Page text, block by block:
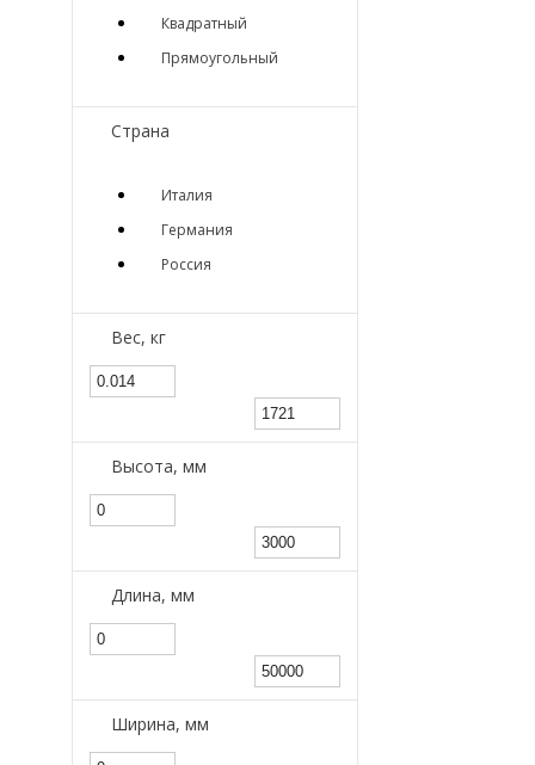
Квадратный
Прямоугольный
Страна
Италия
Германия
Россия
Вес, кг
Высота, мм
Длина, мм
Ширина, мм